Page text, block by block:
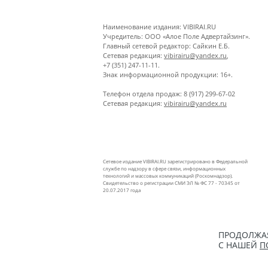
Наименование издания: VIBIRAI.RU
Учредитель: ООО «Алое Поле Адвертайзинг».
Главный сетевой редактор: Сайкин Е.Б.
Сетевая редакция: vibirairu@yandex.ru
+7 (351) 247-11-11.
Знак информационной продукции: 16+.
Телефон отдела продаж: 8 (917) 299-67-02
Сетевая редакция: vibirairu@yandex.ru
Сетевое издание VIBIRAI.RU зарегистрировано в Федеральной
службе по надзору в сфере связи, информационных
технологий и массовых коммуникаций (Роскомнадзор).
Свидетельство о регистрации СМИ ЭЛ № ФС 77 - 70345 от
20.07.2017 года
С НАШЕЙ